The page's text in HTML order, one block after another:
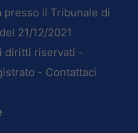
presso il Tribunale di
21/12/2021
diritti riservati -
- Contattaci